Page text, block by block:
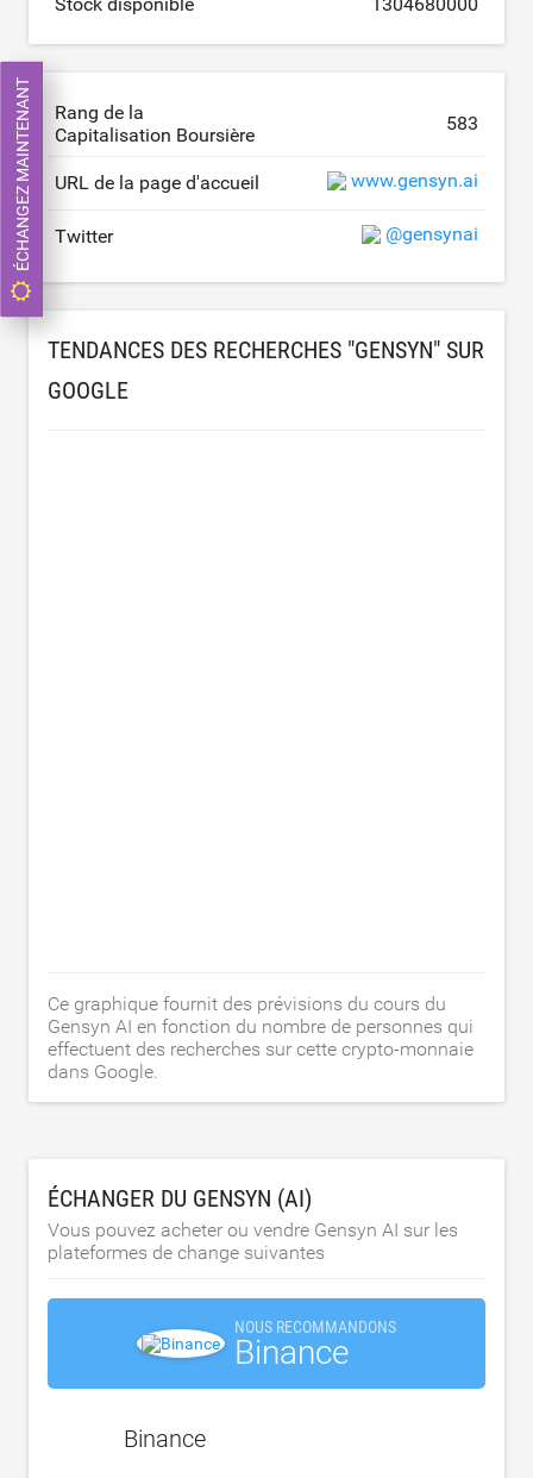
Rang de la
Capitalisation Boursière
583
URL de la page d'accueil www.gensyn.ai
Twitter @gensynai
TENDANCES DES RECHERCHES "GENSYN" SUR
GOOGLE
Ce graphique fournit des prévisions du cours du
Gensyn AI en fonction du nombre de personnes qui
effectuent des recherches sur cette crypto-monnaie
dans Google.
ÉCHANGER DU GENSYN (AI)
Vous pouvez acheter ou vendre Gensyn AI sur les
plateformes de change suivantes
NOUS RECOMMANDONS
Binance
Binance
ÉCHANGEZ MAINTENANT